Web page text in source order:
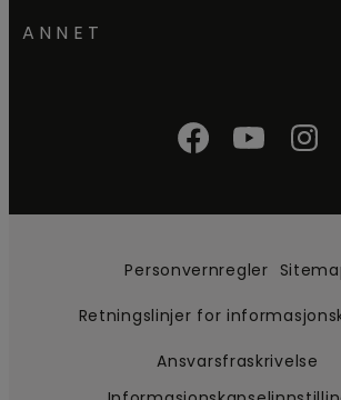
ANNET
Personvernregler
Retningslinjer for
Ansvarsfraskrivelse